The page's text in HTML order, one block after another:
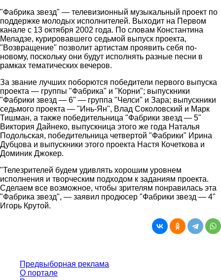
"Фабрика звезд" — телевизионный музыкальный проект по
поддержке молодых исполнителей. Выходит на Первом
канале с 13 октября 2002 года. По словам Константина
Меладзе, курировавшего седьмой выпуск проекта,
"Возвращение" позволит артистам проявить себя по-
новому, поскольку они будут исполнять разные песни в
рамках тематических вечеров.
За звание лучших поборются победители первого выпуска
проекта — группы "Фабрика" и "Корни"; выпускники
"Фабрики звезд — 6" — группа "Челси" и Зара; выпускники
седьмого проекта — "Инь-Ян", Влад Соколовский и Марк
Тишман, а также победительница "Фабрики звезд — 5"
Виктория Дайнеко, выпускница этого же года Наталья
Подольская, победительница четвертой "Фабрики" Ирина
Дубцова и выпускники этого проекта Настя Кочеткова и
Доминик Джокер.
"Телезрителей будем удивлять хорошим уровнем
исполнения и творческим подходом к заданиям проекта.
Сделаем все возможное, чтобы зрителям понравилась эта
"Фабрика звезд", — заявил продюсер "Фабрики звезд — 4"
Игорь Крутой.
Предвыборная реклама
О портале